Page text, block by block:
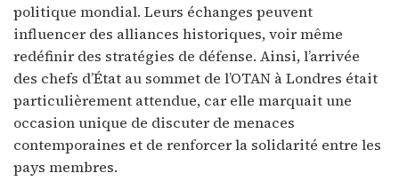
politique mondial. Leurs échanges peuvent
influencer des alliances historiques, voir même
redéfinir des stratégies de défense. Ainsi, l’arrivée
des chefs d’État au sommet de l’OTAN à Londres était
particulièrement attendue, car elle marquait une
occasion unique de discuter de menaces
contemporaines et de renforcer la solidarité entre les
pays membres.